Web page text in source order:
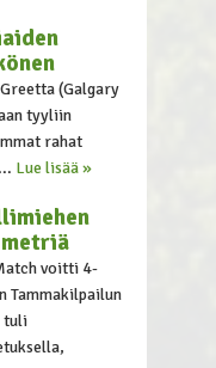
(Galgary
tyyliin
rahat
Lue lisää »
voitti 4-
Tammakilpailun
tuli